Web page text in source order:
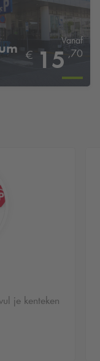
Vanaf
€ 15 ,70
je kenteken